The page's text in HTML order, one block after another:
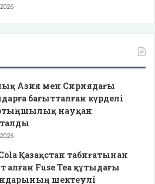
Азия мен Сириядағы
бағытталған күрделі
науқан
Қазақстан табиғатынан
алған Fuse Tea құтыдағы
шектеулі